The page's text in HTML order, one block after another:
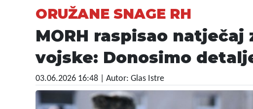
ORUŽANE SNAGE RH
MORH raspisao
vojske: Donosimo
03.06.2026 16:48 | Autor: Glas Istre